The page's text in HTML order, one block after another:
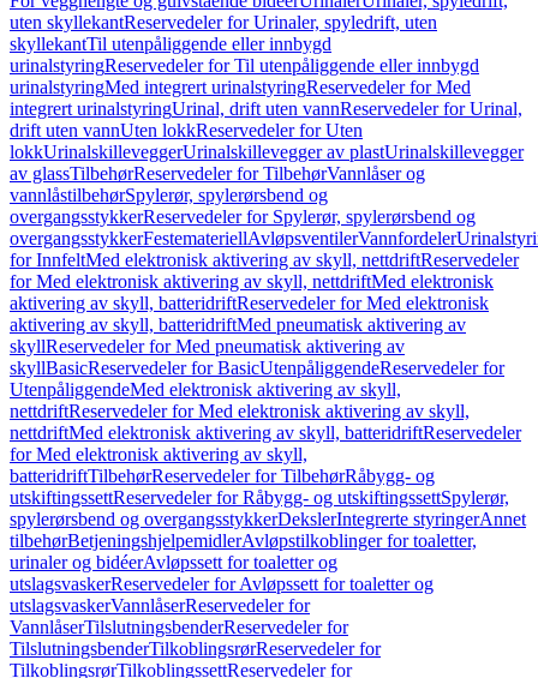
uten skyllekantReservedeler for Urinaler, spyledrift, uten
skyllekantTil utenpåliggende eller innbygd
urinalstyringReservedeler for Til utenpåliggende eller innbygd
urinalstyringMed integrert urinalstyringReservedeler for Med
integrert urinalstyringUrinal, drift uten vannReservedeler for Urinal,
drift uten vannUten lokkReservedeler for Uten
lokkUrinalskilleveggerUrinalskillevegger av plastUrinalskillevegger
av glassTilbehørReservedeler for TilbehørVannlåser og
vannlåstilbehørSpylerør, spylerørsbend og
overgangsstykkerReservedeler for Spylerør, spylerørsbend og
overgangsstykkerFestemateriellAvløpsventilerVannfordeler
for InnfeltMed elektronisk aktivering av skyll, nettdriftReservedeler
for Med elektronisk aktivering av skyll, nettdriftMed elektronisk
aktivering av skyll, batteridriftReservedeler for Med elektronisk
aktivering av skyll, batteridriftMed pneumatisk aktivering av
skyllReservedeler for Med pneumatisk aktivering av
skyllBasicReservedeler for BasicUtenpåliggendeReservedeler for
UtenpåliggendeMed elektronisk aktivering av skyll,
nettdriftReservedeler for Med elektronisk aktivering av skyll,
nettdriftMed elektronisk aktivering av skyll, batteridriftReservedeler
for Med elektronisk aktivering av skyll,
batteridriftTilbehørReservedeler for TilbehørRåbygg- og
utskiftingssettReservedeler for Råbygg- og utskiftingssettSpylerør,
spylerørsbend og overgangsstykkerDekslerIntegrerte styringerAnnet
tilbehørBetjeningshjelpemidlerAvløpstilkoblinger for toaletter,
urinaler og bidéerAvløpssett for toaletter og
utslagsvaskerReservedeler for Avløpssett for toaletter og
utslagsvaskerVannlåserReservedeler for
VannlåserTilslutningsbenderReservedeler for
TilslutningsbenderTilkoblingsrørReservedeler for
TilkoblingsrørTilkoblingssettReservedeler for